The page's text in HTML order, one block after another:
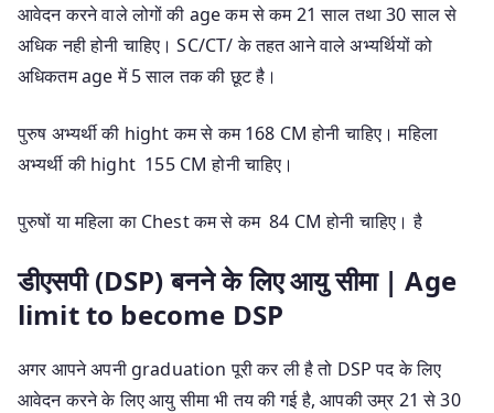
आवेदन करने वाले लोगों की age कम से कम 21 साल तथा 30 साल से
अधिक नही होनी चाहिए। SC/CT/ के तहत आने वाले अभ्यर्थियों को
अधिकतम age में 5 साल तक की छूट है।
पुरुष अभ्यर्थी की hight कम से कम 168 CM होनी चाहिए। महिला
अभ्यर्थी की hight 155 CM होनी चाहिए।
पुरुषों या महिला का Chest कम से कम 84 CM होनी चाहिए। है
डीएसपी (DSP) बनने के लिए आयु सीमा | Age
limit to become DSP
अगर आपने अपनी graduation पूरी कर ली है तो DSP पद के लिए
आवेदन करने के लिए आयु सीमा भी तय की गई है, आपकी उम्र 21 से 30